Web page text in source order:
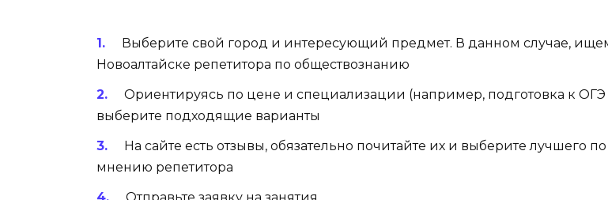
Выберите свой город и интересующий предмет. В данном случае,
Новоалтайске репетитора по обществознанию
Ориентируясь по цене и специализации (например, подготовка к
выберите подходящие варианты
На сайте есть отзывы, обязательно почитайте их и выберите лучшего
мнению репетитора